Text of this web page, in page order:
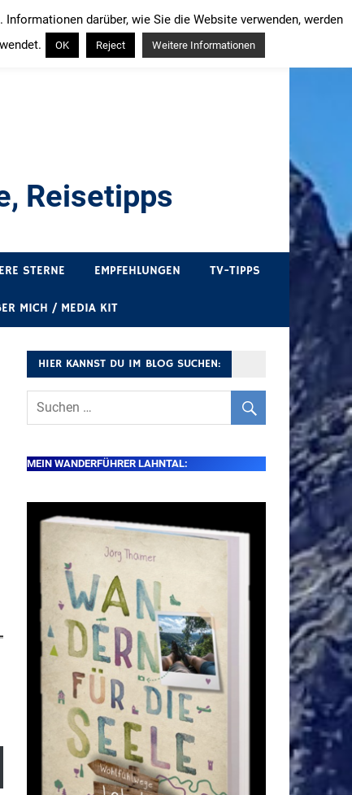
Reisetipps
STERNE EMPFEHLUNGEN TV-TIPPS
MICH / MEDIA KIT
HIER KANNST DU IM BLOG SUCHEN:
MEIN WANDERFÜHRER LAHNTAL:
darüber, wie Sie die Website verwenden, werden
OK Reject Weitere Informationen